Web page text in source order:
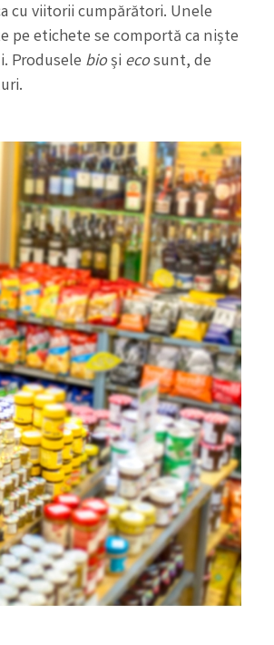
cu viitorii cumpărători. Unele
pe etichete se comportă ca niște
Produsele bioși ecosunt, de